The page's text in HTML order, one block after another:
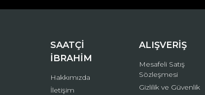
Bu ürüne benzer farklı alternatifler olmalı.
SAATÇİ
İBRAHİM
Hakkımızda
İletişim
ALIŞVERİŞ
Mesafeli Satış
Sözleşmesi
Gizlilik ve Güvenlik